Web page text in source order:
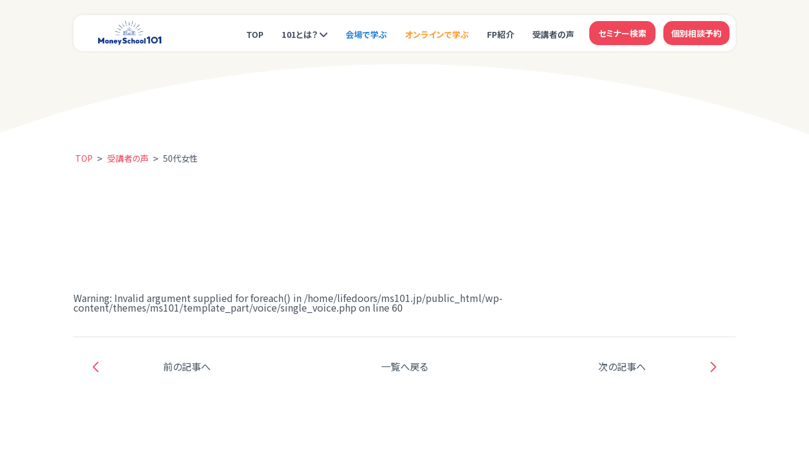
TOP 101とは？ 会場で学ぶ オンラインで学ぶ FP紹介 受講者の声 セミナー検索 個別相談予約
TOP > 受講者の声 > 50代女性
Warning: Invalid argument supplied for foreach() in /home/lifedoors/ms101.jp/public_html/wp-
content/themes/ms101/template_part/voice/single_voice.php on line 60
前の記事へ 一覧へ戻る 次の記事へ